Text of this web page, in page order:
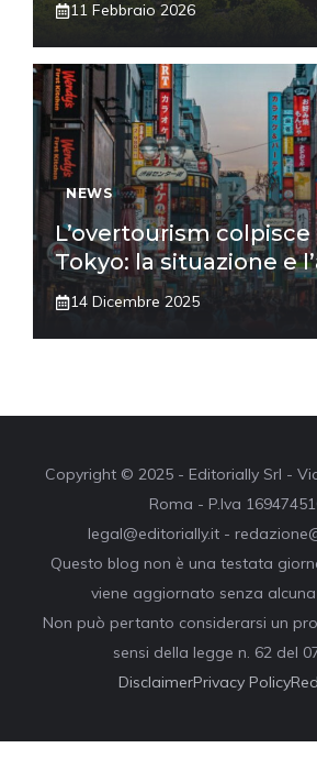
11 Febbraio 2026
NEWS
L’overtourism
Tokyo: la situazione e
14 Dicembre 2025
Copyright © 2025 - Editorially Srl -
Roma - P.Iva
legal@editorially.it -
Questo blog non è una testata
viene aggiornato senza
Non può pertanto considerarsi un
sensi della legge n. 62 del
DisclaimerPrivacy Policy